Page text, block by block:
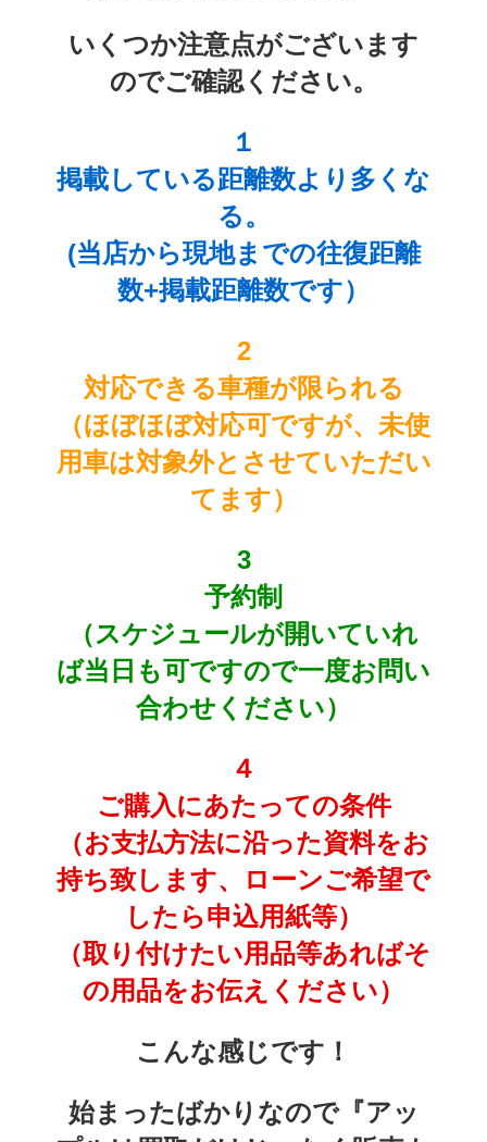
いくつか注意点がございます
のでご確認ください。
１
掲載している距離数より多くな
る。
(当店から現地までの往復距離
数+掲載距離数です）
2
対応できる車種が限られる
（ほぼほぼ対応可ですが、未使
用車は対象外とさせていただい
てます）
3
予約制
（スケジュールが開いていれ
ば当日も可ですので一度お問い
合わせください）
４
ご購入にあたっての条件
（お支払方法に沿った資料をお
持ち致します、ローンご希望で
したら申込用紙等）
（取り付けたい用品等あればそ
の用品をお伝えください）
こんな感じです！
始まったばかりなので『アッ